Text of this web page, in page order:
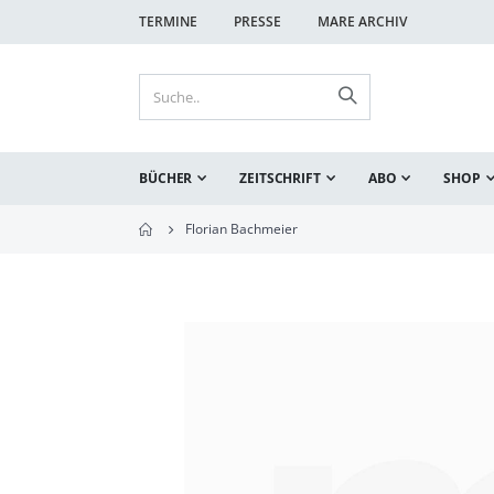
TERMINE PRESSE MARE ARCHIV
BÜCHER ZEITSCHRIFT ABO SHOP
Florian Bachmeier